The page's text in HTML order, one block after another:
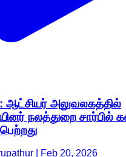
ஆட்சியர் அலுவலகத்தில்
நலத்துறை சார்பில்
| Feb 20, 2026